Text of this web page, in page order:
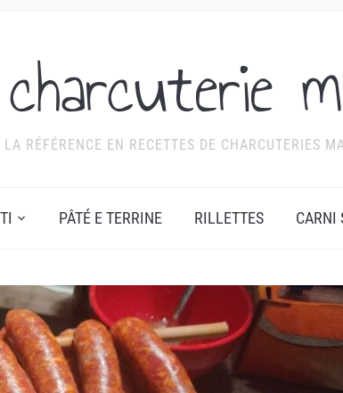
LA RÉFÉRENCE EN RECETTES DE CHARCUTERIES
PÂTÉ E TERRINE RILLETTES CARNI